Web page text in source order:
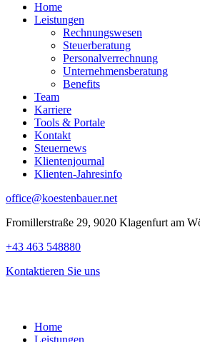
Home
Leistungen
Rechnungswesen
Steuerberatung
Personalverrechnung
Unternehmensberatung
Benefits
Team
Karriere
Tools & Portale
Kontakt
Steuernews
Klientenjournal
Klienten-Jahresinfo
office@koestenbauer.net
Fromillerstraße 29, 9020 Klagenfurt am
+43 463 548880
Kontaktieren Sie uns
Home
Leistungen